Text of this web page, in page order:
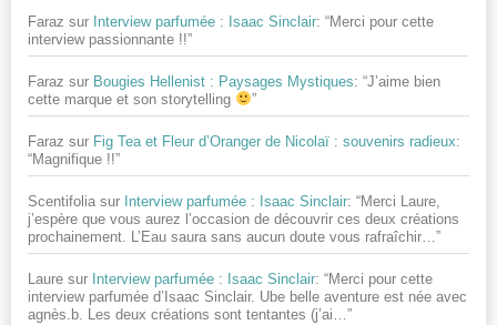
Faraz sur Interview parfumée : Isaac Sinclair: “Merci pour cette
interview passionnante !!”
Faraz sur Bougies Hellenist : Paysages Mystiques: “J’aime bien
cette marque et son storytelling
”
Faraz sur Fig Tea et Fleur d’Oranger de Nicolaï : souvenirs radieux:
“Magnifique !!”
Scentifolia sur Interview parfumée : Isaac Sinclair: “Merci Laure,
j’espère que vous aurez l’occasion de découvrir ces deux créations
prochainement. L’Eau saura sans aucun doute vous rafraîchir…”
Laure sur Interview parfumée : Isaac Sinclair: “Merci pour cette
interview parfumée d’Isaac Sinclair. Ube belle aventure est née avec
agnès.b. Les deux créations sont tentantes (j’ai…”